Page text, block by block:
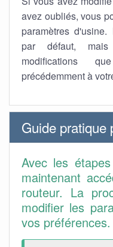
avez oubliés, vous
paramètres
par défaut,
modifications
précédemment à
Guide pratique
Avec les
maintenant
routeur. La
modifier les
vos préférences.